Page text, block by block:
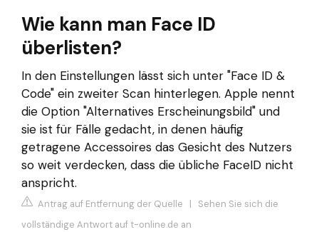
Wie kann man Face ID
überlisten?
In den Einstellungen lässt sich unter "Face ID &
Code" ein zweiter Scan hinterlegen. Apple nennt
die Option "Alternatives Erscheinungsbild" und
sie ist für Fälle gedacht, in denen häufig
getragene Accessoires das Gesicht des Nutzers
so weit verdecken, dass die übliche FaceID nicht
anspricht.
Antrag auf Entfernung der Quelle | Sehen Sie sich die
vollständige Antwort auf t-online.de an